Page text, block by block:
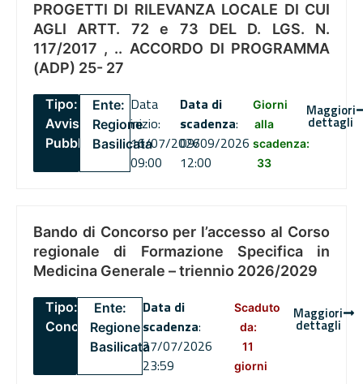
PROGETTI DI RILEVANZA LOCALE DI CUI
AGLI ARTT. 72 e 73 DEL D. LGS. N.
117/2017 , .. ACCORDO DI PROGRAMMA
(ADP) 25- 27
Tipo:
Avviso
Pubblico
Ente:
Regione
Basilicata
Data
inizio:
16/07/2026
09:00
Data di
scadenza:
09/09/2026
12:00
Giorni
alla
scadenza:
33
Maggiori
dettagli
Bando di Concorso per l’accesso al Corso
regionale di Formazione Specifica in
Medicina Generale – triennio 2026/2029
Tipo:
Concorsi
Ente:
Regione
Basilicata
Data di
scadenza:
27/07/2026
23:59
Scaduto
da:
11
giorni
Maggiori
dettagli